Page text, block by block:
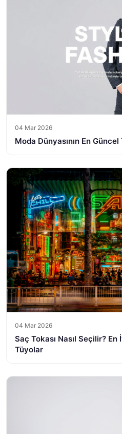
04 Mar 2026
Moda Dünyasının En
04 Mar 2026
Saç Tokası Nasıl Seçilir? En
Tüyolar